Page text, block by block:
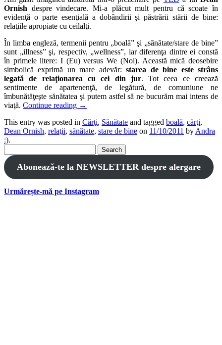
Ornish despre vindecare. Mi-a plăcut mult pentru că scoate în
evidenţă o parte esenţială a dobândirii şi păstrării stării de bine:
relaţiile apropiate cu ceilalţi.
În limba engleză, termenii pentru „boală” şi „sănătate/stare de bine”
sunt „illness” şi, respectiv, „wellness”, iar diferenţa dintre ei constă
în primele litere: I (Eu) versus We (Noi). Această mică deosebire
simbolică exprimă un mare adevăr:starea de bine este strâns
legată de relaţionarea cu cei din jur. Tot ceea ce creează
sentimente de apartenenţă, de legătură, de comuniune ne
îmbunătăţeşte sănătatea şi putem astfel să ne bucurăm mai intens de
viaţă. Continue reading →
This entry was posted in Cărţi, Sănătate and tagged boală, cărţi,
Dean Ornish, relaţii, sănătate, stare de bine on 11/10/2011 by Andra
:).
for:
Abonează-te la NEWSLETTER despre alergare
Urmărește-mă pe Instagram